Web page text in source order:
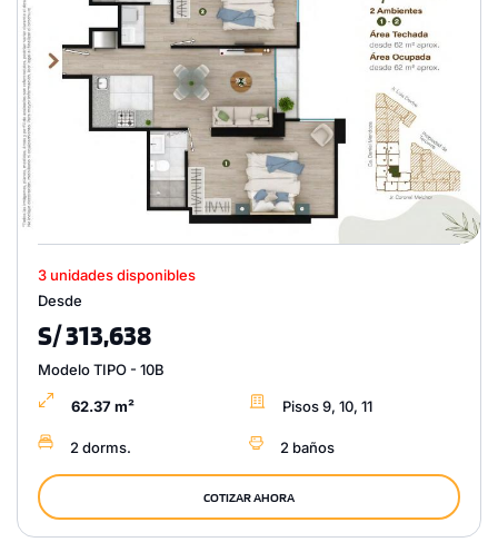
3 unidades disponibles
Desde
S/ 313,638
Modelo TIPO - 10B
62.37 m² Pisos 9, 10, 11
2 dorms. 2 baños
COTIZAR AHORA